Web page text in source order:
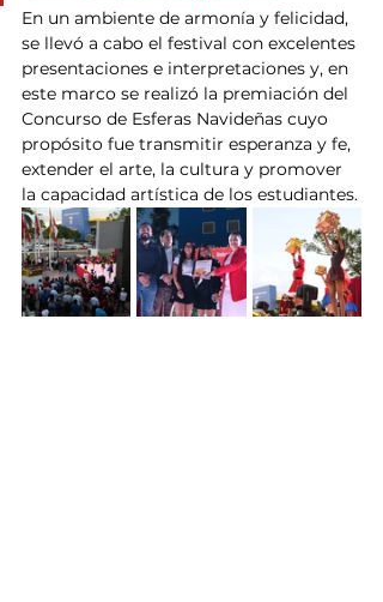
En un ambiente de armonía y felicidad,
se llevó a cabo el festival con excelentes
presentaciones e interpretaciones y, en
este marco se realizó la premiación del
Concurso de Esferas Navideñas cuyo
propósito fue transmitir esperanza y fe,
extender el arte, la cultura y promover
la capacidad artística de los estudiantes.